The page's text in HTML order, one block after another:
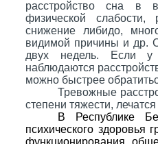
расстройство сна в
физической слабости,
снижение либидо,
видимой причины и др.
двух недель. Если у
наблюдаются
можно быстрее
Тревожные
степени тяжести,
В Республике
психического здоровья
функционирования